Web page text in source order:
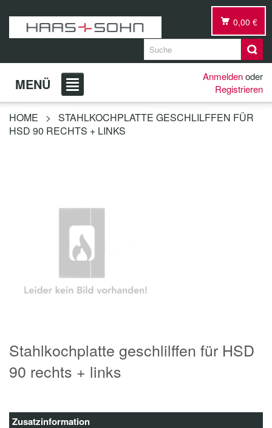
0,00 €
MENÜ Anmeldenoder
Registrieren
HOME >
STAHLKOCHPLATTE GESCHLILFFEN FÜR
HSD 90 RECHTS + LINKS
Stahlkochplatte geschlilffen für HSD
90 rechts + links
Zusatzinformation